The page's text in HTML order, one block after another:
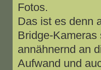
Fotos.
Das ist es denn
Bridge-
annähnernd an
Aufwand und